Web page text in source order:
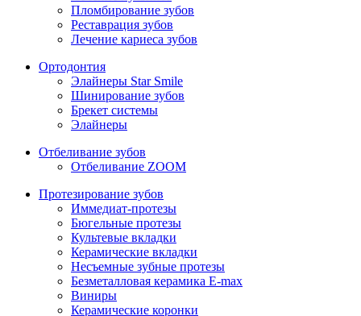
Пломбирование зубов
Реставрация зубов
Лечение кариеса зубов
Ортодонтия
Элайнеры Star Smile
Шинирование зубов
Брекет системы
Элайнеры
Отбеливание зубов
Отбеливание ZOOM
Протезирование зубов
Иммедиат-протезы
Бюгельные протезы
Культевые вкладки
Керамические вкладки
Несъемные зубные протезы
Безметалловая керамика E-max
Виниры
Керамические коронки